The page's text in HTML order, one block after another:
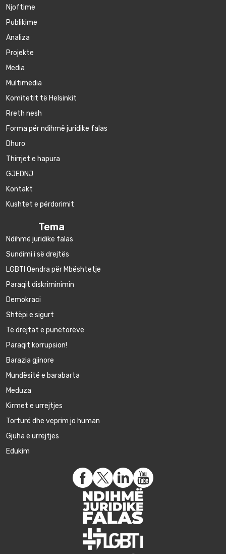
Njoftime
Publikime
Аnaliza
Projekte
Media
Multimedia
Komitetit të Helsinkit
Rreth nesh
Forma për ndihmë juridike falas
Dhuro
Thirrjet e hapura
GJEDNJ
Kontakt
Kushtet e përdorimit
Tema
Ndihmë juridike falas
Sundimi i së drejtës
LGBTI Qendra për Mbështetje
Paraqit diskriminimin
Demokraci
Shtëpi e sigurt
Të drejtat e punëtorëve
Paraqit korrupsion!
Barazia gjinore
Mundësitë e barabarta
Meduza
Kirmet e urrejtjes
Torturë dhe veprim jo human
Gjuha e urrejtjes
Edukim